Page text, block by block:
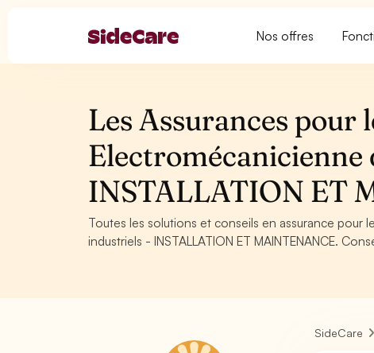
Nos offres
Les Assurances
INSTALLATION ET
Toutes les solutions et conseils en assurance pour
industriels - INSTALLATION ET MAINTENANCE.
SideCare